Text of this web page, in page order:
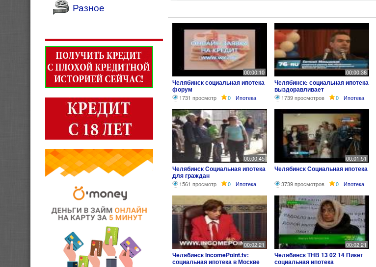
Разное
00:00:10
Челябинск социальная ипотека
форум
1731 просмотр 0 Ипотека
00:00:38
Челябинск: социальная ипотека
выздоравливает
1739 просмотров 0 Ипотека
00:00:45
Челябинск Социальная ипотека
для граждан
1561 просмотр 0 Ипотека
00:01:51
Челябинск Социальная ипотека
3739 просмотров 0 Ипотека
00:02:21
Челябинск IncomePoint.tv:
социальная ипотека в Москве
00:02:21
Челябинск ТНВ 13 02 14 Пикет
социальная ипотека